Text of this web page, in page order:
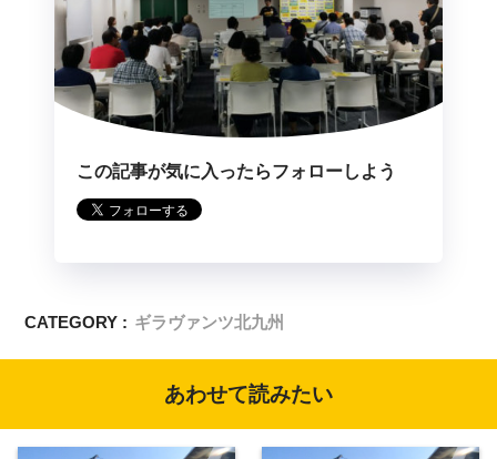
この記事が気に入ったらフォローしよう
CATEGORY : ギラヴァンツ北九州
あわせて読みたい